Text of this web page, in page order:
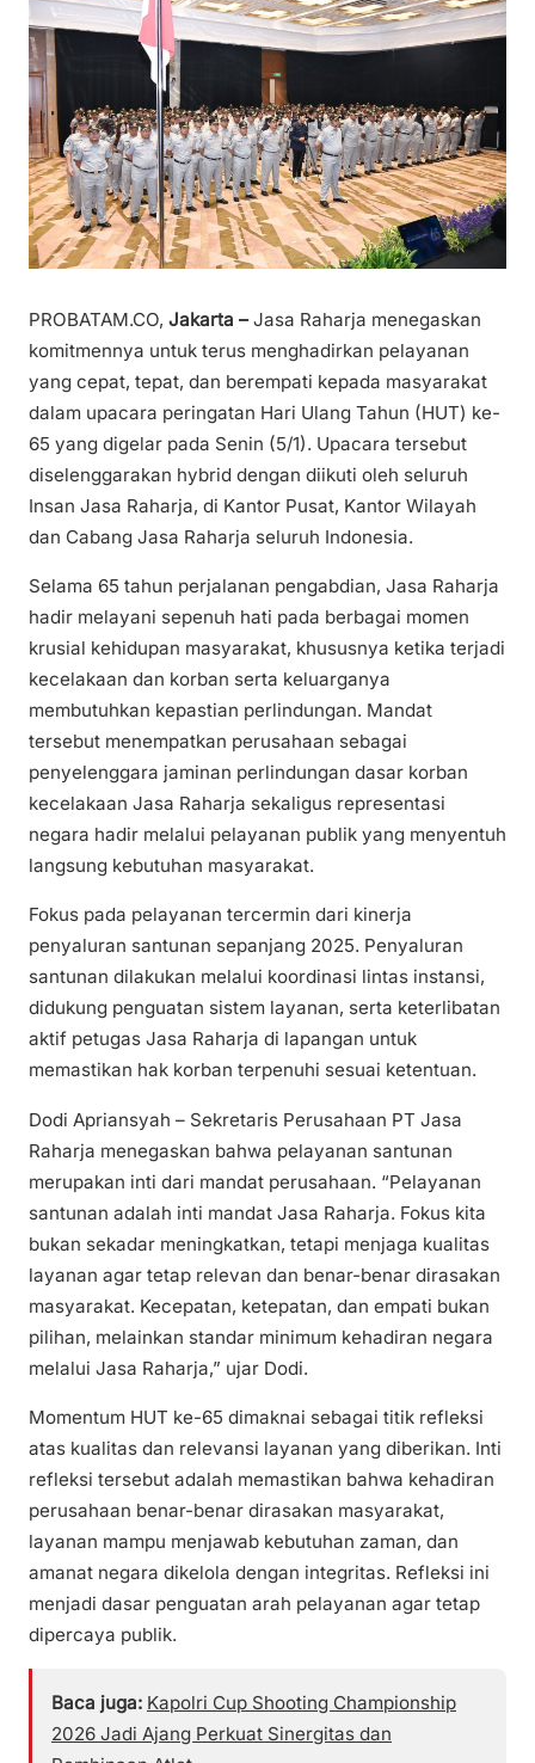
PROBATAM.CO, Jakarta –Jasa Raharja menegaskan
komitmennya untuk terus menghadirkan pelayanan
yang cepat, tepat, dan berempati kepada masyarakat
dalam upacara peringatan Hari Ulang Tahun (HUT) ke-
65 yang digelar pada Senin (5/1). Upacara tersebut
diselenggarakan hybrid dengan diikuti oleh seluruh
Insan Jasa Raharja, di Kantor Pusat, Kantor Wilayah
dan Cabang Jasa Raharja seluruh Indonesia.
Selama 65 tahun perjalanan pengabdian, Jasa Raharja
hadir melayani sepenuh hati pada berbagai momen
krusial kehidupan masyarakat, khususnya ketika terjadi
kecelakaan dan korban serta keluarganya
membutuhkan kepastian perlindungan. Mandat
tersebut menempatkan perusahaan sebagai
penyelenggara jaminan perlindungan dasar korban
kecelakaan Jasa Raharja sekaligus representasi
negara hadir melalui pelayanan publik yang menyentuh
langsung kebutuhan masyarakat.
Fokus pada pelayanan tercermin dari kinerja
penyaluran santunan sepanjang 2025. Penyaluran
santunan dilakukan melalui koordinasi lintas instansi,
didukung penguatan sistem layanan, serta keterlibatan
aktif petugas Jasa Raharja di lapangan untuk
memastikan hak korban terpenuhi sesuai ketentuan.
Dodi Apriansyah – Sekretaris Perusahaan PT Jasa
Raharja menegaskan bahwa pelayanan santunan
merupakan inti dari mandat perusahaan. “Pelayanan
santunan adalah inti mandat Jasa Raharja. Fokus kita
bukan sekadar meningkatkan, tetapi menjaga kualitas
layanan agar tetap relevan dan benar-benar dirasakan
masyarakat. Kecepatan, ketepatan, dan empati bukan
pilihan, melainkan standar minimum kehadiran negara
melalui Jasa Raharja,” ujar Dodi.
Momentum HUT ke-65 dimaknai sebagai titik refleksi
atas kualitas dan relevansi layanan yang diberikan. Inti
refleksi tersebut adalah memastikan bahwa kehadiran
perusahaan benar-benar dirasakan masyarakat,
layanan mampu menjawab kebutuhan zaman, dan
amanat negara dikelola dengan integritas. Refleksi ini
menjadi dasar penguatan arah pelayanan agar tetap
dipercaya publik.
Baca juga: Kapolri Cup Shooting Championship
2026 Jadi Ajang Perkuat Sinergitas dan